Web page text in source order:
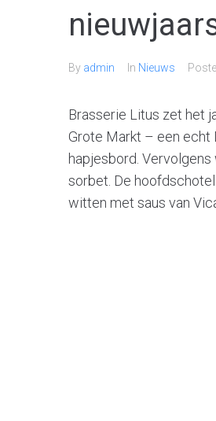
By admin In Nieuws
Brasserie Litus zet het
Grote Markt – een echt
hapjesbord.
sorbet. De
witten met saus van